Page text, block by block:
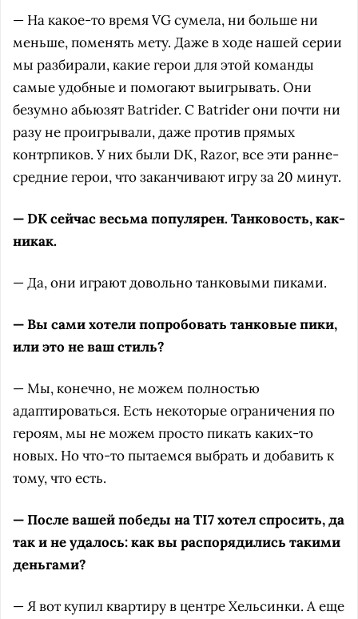
— На какое-то время VG сумела, ни больше ни
меньше, поменять мету. Даже в ходе нашей серии
мы разбирали, какие герои для этой команды
самые удобные и помогают выигрывать. Они
безумно абьюзят Batrider. С Batrider они почти ни
разу не проигрывали, даже против прямых
контрпиков. У них были DK, Razor, все эти ранне-
средние герои, что заканчивают игру за 20 минут.
— DK сейчас весьма популярен. Танковость, как-
никак.
— Да, они играют довольно танковыми пиками.
— Вы сами хотели попробовать танковые пики,
или это не ваш стиль?
— Мы, конечно, не можем полностью
адаптироваться. Есть некоторые ограничения по
героям, мы не можем просто пикать каких-то
новых. Но что-то пытаемся выбрать и добавить к
тому, что есть.
— После вашей победы на TI7 хотел спросить, да
так и не удалось: как вы распорядились такими
деньгами?
— Я вот купил квартиру в центре Хельсинки. А еще